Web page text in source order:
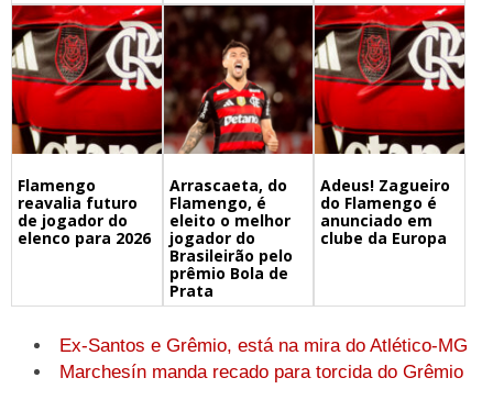
Flamengo
reavalia futuro
de jogador do
elenco para 2026
Arrascaeta, do
Flamengo, é
eleito o melhor
jogador do
Brasileirão pelo
prêmio Bola de
Prata
Adeus! Zagueiro
do Flamengo é
anunciado em
clube da Europa
Ex-Santos e Grêmio, está na mira do Atlético-MG
Marchesín manda recado para torcida do Grêmio